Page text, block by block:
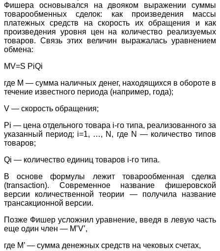
Фишера основывался на двояком выражении суммы
товарообменных сделок: как произведения массы
платежных средств на скорость их обращения и как
произведения уровня цен на количество реализуемых
товаров. Связь этих величин выражалась уравнением
обмена:
MV=S PiQi
где М — сумма наличных денег, находящихся в обороте в
течение известного периода (например, года);
V — скорость обращения;
Pi — цена отдельного товара i-го типа, реализованного за
указанный период; i=1, …, N, где N — количество типов
товаров;
Qi — количество единиц товаров i-го типа.
В основе формулы лежит товарообменная сделка
(transaction). Современное название фишеровской
версии количественной теории — получила название
трансакционной версии.
Позже Фишер усложнил уравнение, введя в левую часть
еще один член — М’V’,
где М’ — сумма денежных средств на чековых счетах,